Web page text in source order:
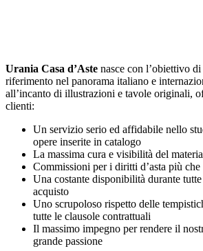
Urania Casa d’Aste nasce con l’obiettivo
riferimento nel panorama italiano e
all’incanto di illustrazioni e tavole originali,
clienti:
Un servizio serio ed affidabile nello
opere inserite in catalogo
La massima cura e visibilità del
Commissioni per i diritti d’asta più
Una costante disponibilità durante
acquisto
Uno scrupoloso rispetto delle
tutte le clausole contrattuali
Il massimo impegno per rendere il
grande passione